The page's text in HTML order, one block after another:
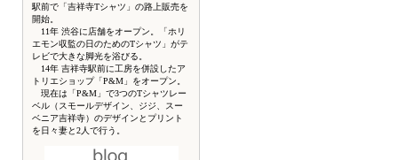
駅前で「吉祥寺Tシャツ」の路上販売を
開始。
11年 渋谷に店舗をオープン。「ホリ
エモン収監の日のためのTシャツ」がテ
レビで大きな脚光を浴びる。
14年 吉祥寺駅前に工房を併設したア
トリエショップ「P&M」をオープン。
現在は「P&M」で3つのTシャツレー
ベル（スモールデザイン、ジジ、スー
ベニア吉祥寺）のデザインとプリント
を日々妻と2人で行う。